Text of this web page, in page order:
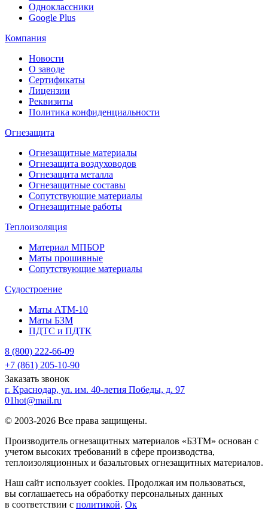
Одноклассники
Google Plus
Компания
Новости
О заводе
Сертификаты
Лицензии
Реквизиты
Политика конфиденциальности
Огнезащита
Огнезащитные материалы
Огнезащита воздуховодов
Огнезащита металлa
Огнезащитные составы
Сопутствующие материалы
Огнезащитные работы
Теплоизоляция
Материал МПБОР
Маты прошивные
Сопутствующие материалы
Судостроение
Маты АТМ-10
Маты БЗМ
ПДТС и ПДТК
8 (800) 222-66-09
+7 (861) 205-10-90
Заказать звонок
г. Краснодар, ул. им. 40-летия Победы, д. 97
01hot@mail.ru
© 2003-2026 Все права защищены.
Производитель огнезащитных материалов «БЗТМ» основан с
учетом высоких требований в сфере производства,
теплоизоляционных и базальтовых огнезащитных материалов.
Наш сайт использует cookies. Продолжая им пользоваться,
вы соглашаетесь на обработку персональных данных
в соответствии с политикой. Ок